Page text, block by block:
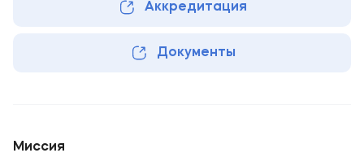
Аккредитация
Документы
Миссия